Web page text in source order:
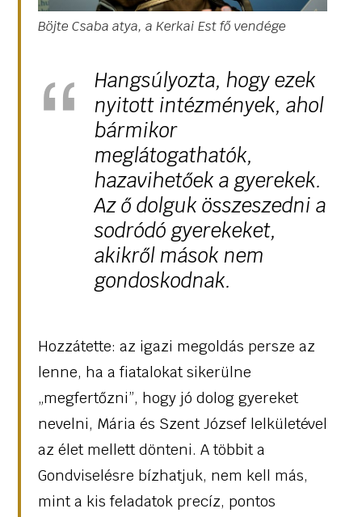
Böjte Csaba atya, a Kerkai Est fő vendége
Hangsúlyozta, hogy ezek
nyitott intézmények, ahol
bármikor
meglátogathatók,
hazavihetőek a gyerekek.
Az ő dolguk összeszedni a
sodródó gyerekeket,
akikről mások nem
gondoskodnak.
Hozzátette: az igazi megoldás persze az
lenne, ha a fiatalokat sikerülne
„megfertőzni”, hogy jó dolog gyereket
nevelni, Mária és Szent József lelkületével
az élet mellett dönteni. A többit a
Gondviselésre bízhatjuk, nem kell más,
mint a kis feladatok precíz, pontos